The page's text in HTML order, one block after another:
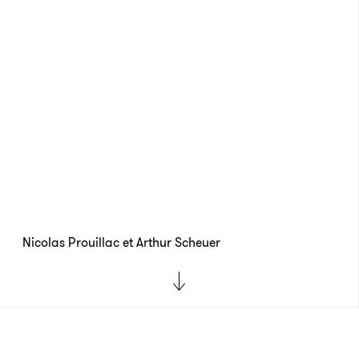
Nicolas Prouillac et Arthur Scheuer